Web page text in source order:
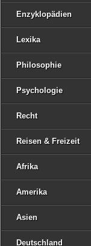
Enzyklopädien
Lexika
Philosophie
Psychologie
Recht
Reisen & Freizeit
Afrika
Amerika
Asien
Deutschland